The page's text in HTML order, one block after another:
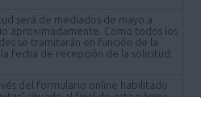
será de mediados de mayo a
aproximadamente. Como todos los
se tramitarán en función de la
fecha de recepción de la solicitud.
del formulario online habilitado
situado al final de esta página.